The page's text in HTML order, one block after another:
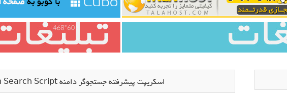
اسکریپت پیشرفته جستجوگر دامنه Instant Domain Search Script نسخه 1.2